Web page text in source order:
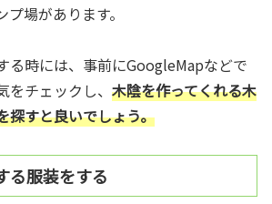
場があります。
る時には、事前にGoogleMapなどで
チェックし、 木陰を作ってくれる木
探すと良いでしょう。
る服装をする